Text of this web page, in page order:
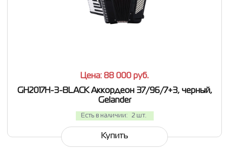
Цена: 88 000 руб.
GH2017H-3-BLACK Аккордеон 37/96/7+3, черный,
Gelander
Есть в наличии: 2 шт.
Купить